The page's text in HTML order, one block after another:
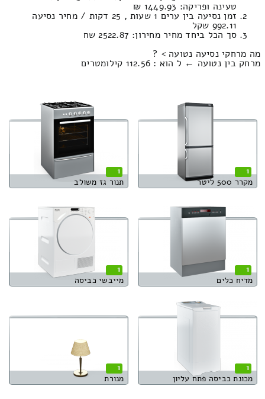
טעינה ופריקה: 1449.93 ₪
זמן נסיעה בין ערים 1 שעות , 25 דקות / מחיר נסיעה
992.11 שקל
סך הכל ביחד מחיר מחירון: 2522.87 שח
מה מרחקי נסיעה נטועה > ?
מרחק בין נטועה ← ל הוא : 112.56 קילומטרים
1
מקרר 500 ליטר
1
תנור גז משולב
1
מדיח כלים
1
מייבשי כביסה
1
מכונת כביסה פתח עליון
1
מנורת